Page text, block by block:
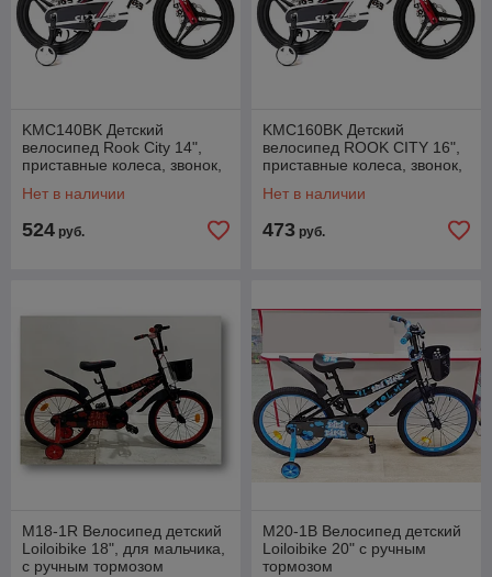
KMC140BK Детский
велосипед Rook City 14",
приставные колеса, звонок,
Нет в наличии
524 руб.
KMC160BK Детский
велосипед ROOK CITY 16",
приставные колеса, звонок,
Нет в наличии
473 руб.
M18-1R Велосипед детский
Loiloibike 18", для мальчика,
с ручным тормозом
M20-1B Велосипед детский
Loiloibike 20" с ручным
тормозом